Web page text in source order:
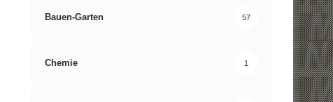
Bauen-Garten 57
Chemie 1